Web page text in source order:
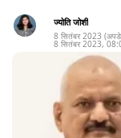
ज्योति जोशी
8 सितंबर 2023
8 सितंबर 2023,